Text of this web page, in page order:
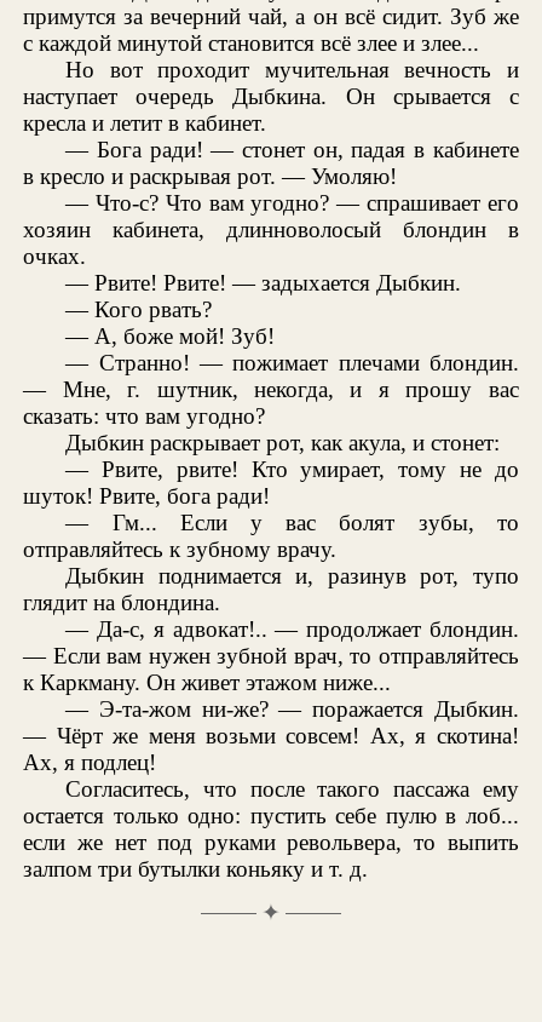
примутся за вечерний чай, а он всё сидит. Зуб же
с каждой минутой становится всё злее и злее...
Но вот проходит мучительная вечность и
наступает очередь Дыбкина. Он срывается с
кресла и летит в кабинет.
— Бога ради! — стонет он, падая в кабинете
в кресло и раскрывая рот. — Умоляю!
— Что-с? Что вам угодно? — спрашивает его
хозяин кабинета, длинноволосый блондин в
очках.
— Рвите! Рвите! — задыхается Дыбкин.
— Кого рвать?
— А, боже мой! Зуб!
— Странно! — пожимает плечами блондин.
— Мне, г. шутник, некогда, и я прошу вас
сказать: что вам угодно?
Дыбкин раскрывает рот, как акула, и стонет:
— Рвите, рвите! Кто умирает, тому не до
шуток! Рвите, бога ради!
— Гм... Если у вас болят зубы, то
отправляйтесь к зубному врачу.
Дыбкин поднимается и, разинув рот, тупо
глядит на блондина.
— Да-с, я адвокат!.. — продолжает блондин.
— Если вам нужен зубной врач, то отправляйтесь
к Каркману. Он живет этажом ниже...
— Э-та-жом ни-же? — поражается Дыбкин.
— Чёрт же меня возьми совсем! Ах, я скотина!
Ах, я подлец!
Согласитесь, что после такого пассажа ему
остается только одно: пустить себе пулю в лоб...
если же нет под руками револьвера, то выпить
залпом три бутылки коньяку и т. д.
✦